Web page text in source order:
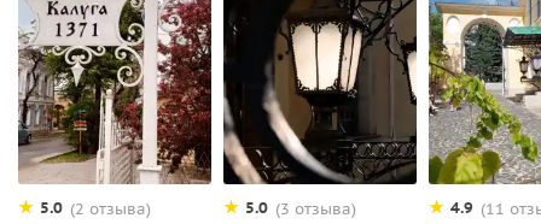
5.0 (2 отзыва) 5.0 (3 отзыва) 4.9 (11